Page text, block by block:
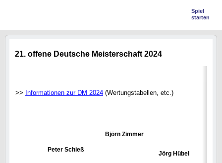
Spiel
starten
21. offene Deutsche Meisterschaft 2024
>> Informationen zur DM 2024 (Wertungstabellen, etc.)
Björn Zimmer
Peter Schieß
Jörg Hübel